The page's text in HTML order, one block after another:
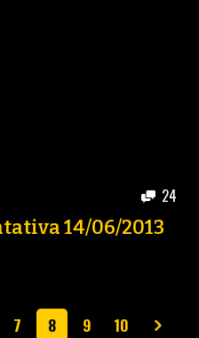
24
14/06/2013
7 8 9 10